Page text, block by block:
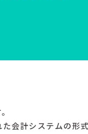
計システムの形